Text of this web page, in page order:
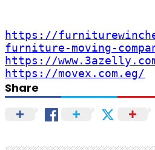
https://
furniture-moving-
https://
https://movex.com.eg/
Share